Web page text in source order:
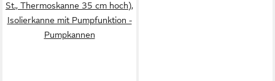
St., Thermoskanne 35 cm hoch),
Isolierkanne mit Pumpfunktion -
Pumpkannen